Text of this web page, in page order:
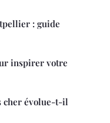
: guide
inspirer votre
cher évolue-t-il